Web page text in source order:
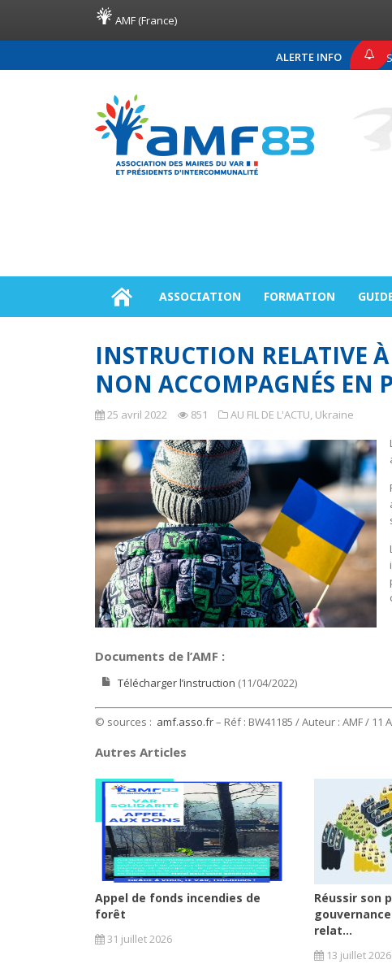
AMF (France)
ALERTE INFO
COMMUNIQUÉ DE PRESSE
ASSOCIATION FORMATION
INSTRUCTION RELATIVE
NON ACCOMPAGNÉS EN
25 avril 2022 851 AU FIL DE L'ACTU, Ukraine
Documents de l’AMF :
Télécharger l’instruction (11/04/2022)
© sources : amf.asso.fr– Réf : BW41185 / Auteur : AMF / 11
Autres Articles
Appel de fonds incendies de
forêt
31 juillet 2026
Réussir son
relat...
13 juillet 2026